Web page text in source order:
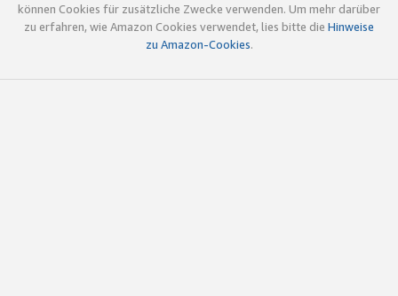
können Cookies für zusätzliche Zwecke verwenden. Um mehr darüber
zu erfahren, wie Amazon Cookies verwendet, lies bitte die Hinweise
zu Amazon-Cookies.